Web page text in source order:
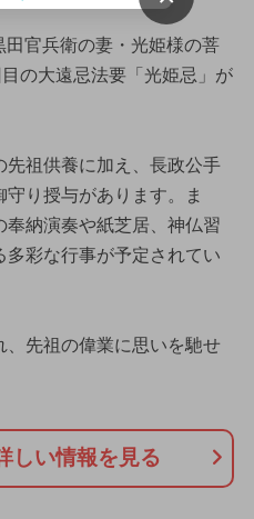
官兵衛の妻・光姫様の菩
の大遠忌法要「光姫忌」が
先祖供養に加え、長政公手
り授与があります。ま
納演奏や紙芝居、神仏習
彩な行事が予定されてい
先祖の偉業に思いを馳せ
しい情報を見る